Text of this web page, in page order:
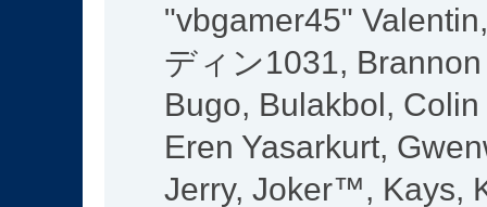
"vbgamer45"
ディン1031,
Bugo, Bulakbol,
Eren Yasarkurt,
Jerry, Joker™, Kays,